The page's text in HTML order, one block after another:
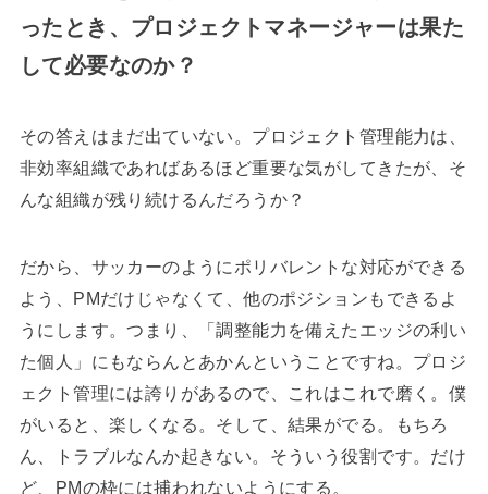
ったとき、プロジェクトマネージャーは果た
して必要なのか？
その答えはまだ出ていない。プロジェクト管理能力は、
非効率組織であればあるほど重要な気がしてきたが、そ
んな組織が残り続けるんだろうか？
だから、サッカーのようにポリバレントな対応ができる
よう、PMだけじゃなくて、他のポジションもできるよ
うにします。つまり、「調整能力を備えたエッジの利い
た個人」にもならんとあかんということですね。プロジ
ェクト管理には誇りがあるので、これはこれで磨く。僕
がいると、楽しくなる。そして、結果がでる。もちろ
ん、トラブルなんか起きない。そういう役割です。だけ
ど、PMの枠には捕われないようにする。